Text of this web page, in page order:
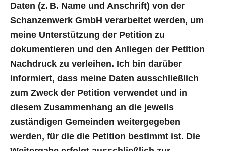
Daten (z. B. Name und Anschrift) von der
Schanzenwerk GmbH verarbeitet werden, um
meine Unterstützung der Petition zu
dokumentieren und den Anliegen der Petition
Nachdruck zu verleihen. Ich bin darüber
informiert, dass meine Daten ausschließlich
zum Zweck der Petition verwendet und in
diesem Zusammenhang an die jeweils
zuständigen Gemeinden weitergegeben
werden, für die die Petition bestimmt ist. Die